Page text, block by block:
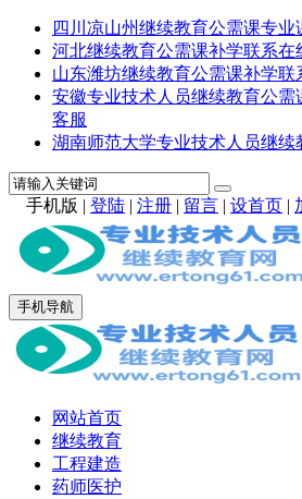
四川凉山州继续教育公需课专业
河北继续教育公需课补学联系在
山东潍坊继续教育公需课补学联
安徽专业技术人员继续教育公
客服
湖南师范大学专业技术人员继续
手机版 | 登陆 | 注册 | 留言 | 设首页 |
手机导航
网站首页
继续教育
工程建造
药师医护